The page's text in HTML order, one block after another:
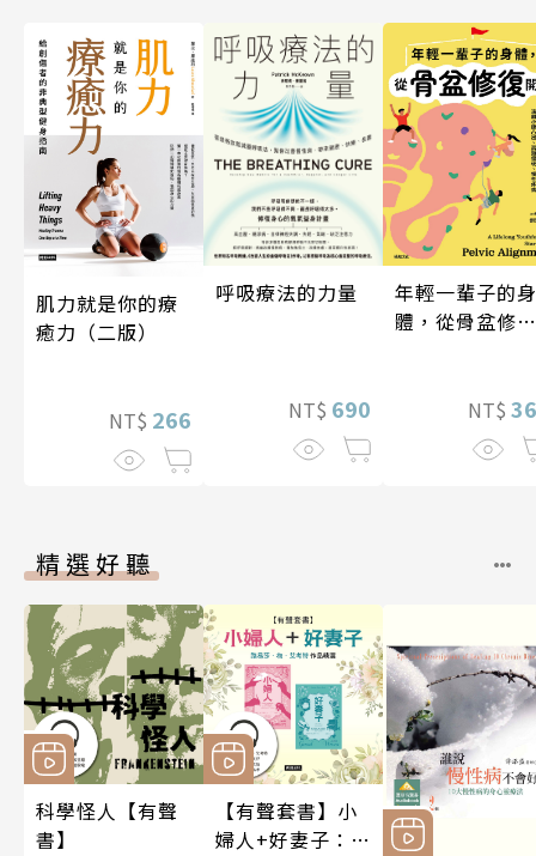
肌力就是你的療
癒力（二版）
NT$ 266
呼吸療法的力量
NT$ 690
年輕一輩子的身
體，從骨盆修復
動」，遠離小腹
凸出、肩頸僵
硬、慢性疼痛
NT$
精選好聽
科學怪人【有聲
書】
【有聲套書】小
婦人+好妻子：路